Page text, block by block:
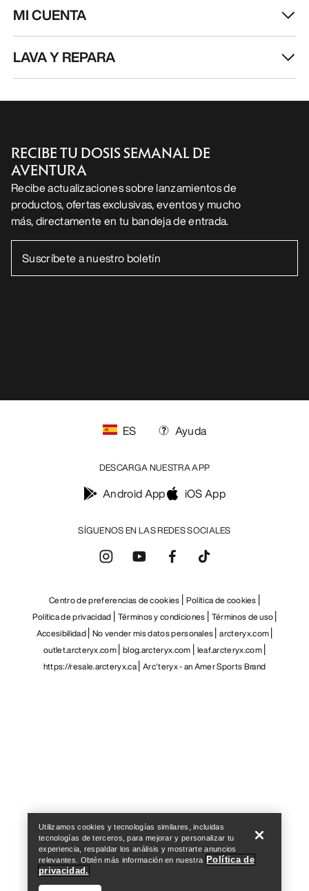
MI CUENTA
LAVA Y REPARA
RECIBE TU DOSIS SEMANAL DE
AVENTURA
Recibe actualizaciones sobre lanzamientos de
productos, ofertas exclusivas, eventos y mucho
más, directamente en tu bandeja de entrada.
SÍGUENOS EN LAS REDES SOCIALES
ES Ayuda
DESCARGA NUESTRA APP
Android App iOS App
Centro de preferencias de cookies Política de cookies
Política de privacidad Términos y condiciones Términos de uso
Accesibilidad No vender mis datos personales arcteryx.com
outlet.arcteryx.com blog.arcteryx.com leaf.arcteryx.com
https://resale.arcteryx.ca Arc'teryx - an Amer Sports Brand
Utilizamos cookies y tecnologías similares, incluidas
tecnologías de terceros, para mejorar y personalizar tu
experiencia, respaldar los análisis y mostrarte anuncios
relevantes. Obtén más información en nuestra Política de
privacidad.